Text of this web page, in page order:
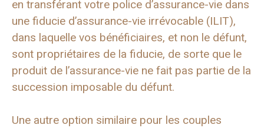
en transférant votre police d’assurance-vie dans
une fiducie d’assurance-vie irrévocable (ILIT),
dans laquelle vos bénéficiaires, et non le défunt,
sont propriétaires de la fiducie, de sorte que le
produit de l’assurance-vie ne fait pas partie de la
succession imposable du défunt.
Une autre option similaire pour les couples